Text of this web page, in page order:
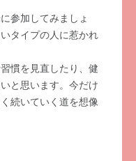
参加してみましょ
タイプの人に惹かれ
慣を見直したり、健
と思います。今だけ
続いていく道を想像